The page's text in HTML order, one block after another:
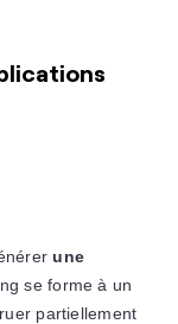
une
se forme à un
partiellement